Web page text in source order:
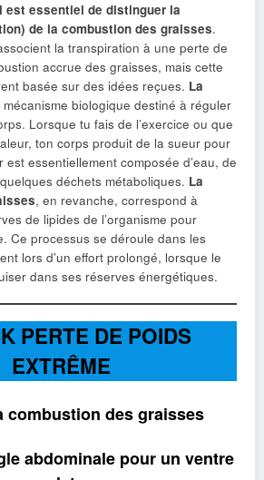
est essentiel de distinguer la
de la combustion des graisses.
la transpiration à une perte de
accrue des graisses, mais cette
basée sur des idées reçues. La
biologique destiné à réguler
Lorsque tu fais de l’exercice ou que
ton corps produit de la sueur pour
essentiellement composée d’eau, de
déchets métaboliques. La
, en revanche, correspond à
de lipides de l’organisme pour
Ce processus se déroule dans les
lors d’un effort prolongé, lorsque le
dans ses réserves énergétiques.
PERTE DE POIDS
EXTRÊME
combustion des graisses
abdominale pour un ventre